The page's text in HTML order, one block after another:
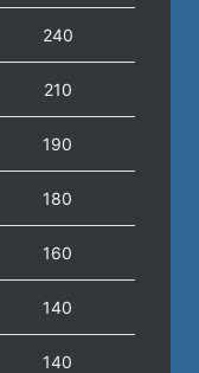
240
210
190
180
160
140
140